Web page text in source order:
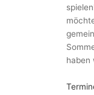
haben